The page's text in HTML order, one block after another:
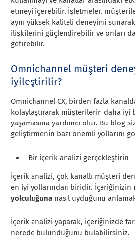
etmeyi içerebilir. İşletmeler,
aynı yüksek kaliteli deneyimi
ilişkilerini güçlendirebilir ve onları
getirebilir.
Omnichannel müşteri
iyileştirilir?
Omnichannel CX, birden fazla
kolaylaştırarak müşterilerin daha iyi
yaşamasına yardımcı olur. Bu blog
geliştirmenin bazı önemli yollarını
Bir içerik analizi gerçekleştirin
İçerik analizi, çok kanallı müşteri
en iyi yollarından biridir. İçeriğinizin
yolculuğuna nasıl uyduğunu
İçerik analizi yaparak, içeriğinizde
nerede bulunduğunu bulabilirsiniz.